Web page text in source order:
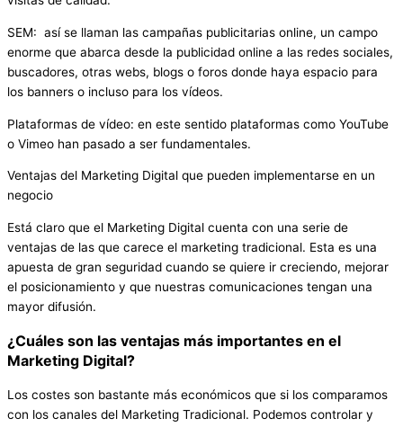
SEM: así se llaman las campañas publicitarias online, un campo
enorme que abarca desde la publicidad online a las redes sociales,
buscadores, otras webs, blogs o foros donde haya espacio para
los banners o incluso para los vídeos.
Plataformas de vídeo: en este sentido plataformas como YouTube
o Vimeo han pasado a ser fundamentales.
Ventajas del Marketing Digital que pueden implementarse en un
negocio
Está claro que el Marketing Digital cuenta con una serie de
ventajas de las que carece el marketing tradicional. Esta es una
apuesta de gran seguridad cuando se quiere ir creciendo, mejorar
el posicionamiento y que nuestras comunicaciones tengan una
mayor difusión.
¿Cuáles son las ventajas más importantes en el
Marketing Digital?
Los costes son bastante más económicos que si los comparamos
con los canales del Marketing Tradicional. Podemos controlar y